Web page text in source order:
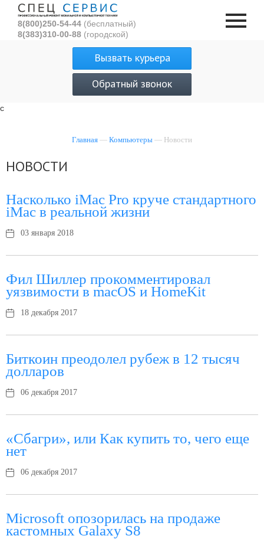
с
8(800)250-54-44 (бесплатный)
8(383)310-00-88 (городской)
Вызвать курьера
Обратный звонок
Главная — Компьютеры — Новости
НОВОСТИ
Насколько iMac Pro круче стандартного
iMac в реальной жизни
03 января 2018
Фил Шиллер прокомментировал
уязвимости в macOS и HomeKit
18 декабря 2017
Биткоин преодолел рубеж в 12 тысяч
долларов
06 декабря 2017
«Сбагри», или Как купить то, чего еще
нет
06 декабря 2017
Microsoft опозорилась на продаже
кастомных Galaxy S8